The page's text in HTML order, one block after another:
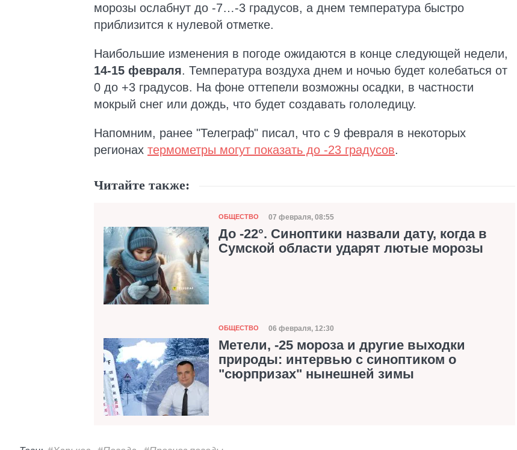
морозы ослабнут до -7…-3 градусов, а днем температура быстро
приблизится к нулевой отметке.
Наибольшие изменения в погоде ожидаются в конце следующей недели,
14-15 февраля. Температура воздуха днем и ночью будет колебаться от
0 до +3 градусов. На фоне оттепели возможны осадки, в частности
мокрый снег или дождь, что будет создавать гололедицу.
Напомним, ранее "Телеграф" писал, что с 9 февраля в некоторых
регионах термометры могут показать до -23 градусов.
Читайте также:
Категория
ОБЩЕСТВО Дата публикации
07 февраля, 08:55
До -22°. Синоптики назвали дату, когда в
Сумской области ударят лютые морозы
Категория
ОБЩЕСТВО Дата публикации
06 февраля, 12:30
Метели, -25 мороза и другие выходки
природы: интервью с синоптиком о
"сюрпризах" нынешней зимы